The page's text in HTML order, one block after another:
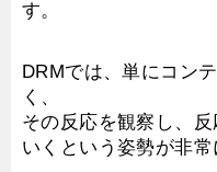
す。
DRMでは、単にコン
く、
その反応を観察し、
いくという姿勢が非常